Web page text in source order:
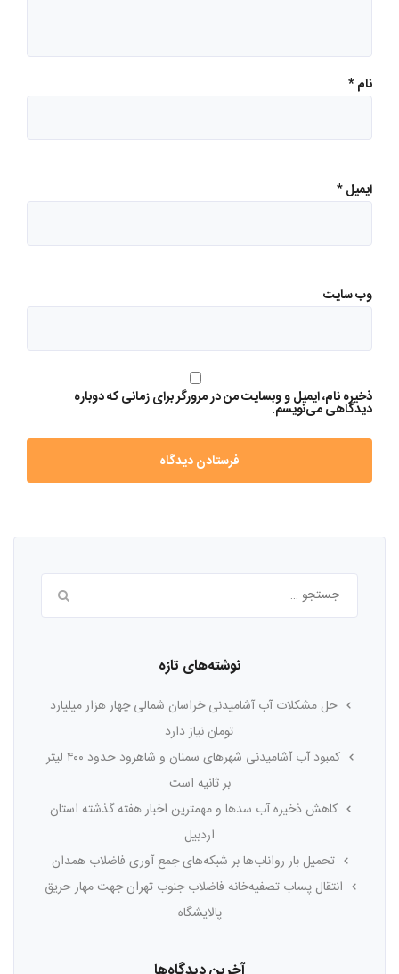
نام*
ایمیل*
وب‌ سایت
ذخیره نام، ایمیل و وبسایت من در مرورگر برای زمانی که دوباره
دیدگاهی می‌نویسم.
برای:
نوشته‌های تازه
حل مشکلات آب آشامیدنی خراسان شمالی چهار هزار میلیارد
تومان نیاز دارد
کمبود آب آشامیدنی شهرهای سمنان و شاهرود حدود ۴۰۰ لیتر
بر ثانیه است
کاهش ذخیره آب سدها و مهمترین اخبار هفته گذشته استان
اردبیل
تحمیل بار رواناب‌ها بر شبکه‌های جمع آوری فاضلاب همدان
انتقال پساب تصفیه‌خانه فاضلاب جنوب تهران جهت مهار حریق
پالایشگاه